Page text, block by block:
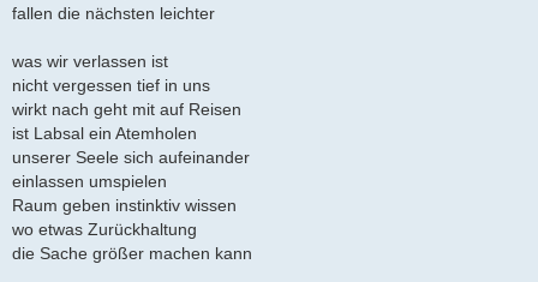
fallen die nächsten leichter
was wir verlassen ist
nicht vergessen tief in uns
wirkt nach geht mit auf Reisen
ist Labsal ein Atemholen
unserer Seele sich aufeinander
einlassen umspielen
Raum geben instinktiv wissen
wo etwas Zurückhaltung
die Sache größer machen kann